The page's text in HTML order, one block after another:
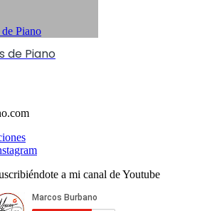
de Piano
a mi canal de Youtube